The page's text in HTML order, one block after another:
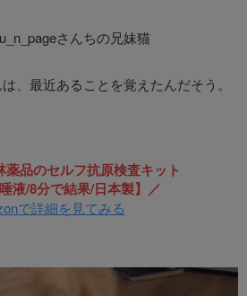
さんちの兄妹猫
、最近あることを覚えたんだそう。
品のセルフ抗原検査キット
液/8分で結果/日本製】／
で詳細を見てみる